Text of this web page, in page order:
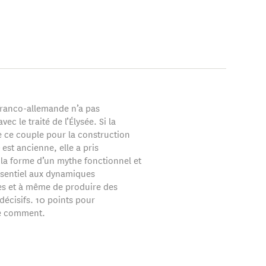
de la
de
du jury
de différents pays
nationale
(1998-
l’Europe,
fut également
allemande n’a pas
le traité de l’Élysée. Si la
ce couple pour la construction
ancienne, elle a pris
forme d’un mythe fonctionnel et
aux dynamiques
et à même de produire des
10 points pour
comment.